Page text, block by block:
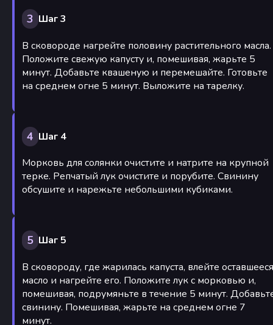
3 Шаг 3
В сковороде нагрейте половину растительного масла.
Положите свежую капусту и, помешивая, жарьте 5
минут. Добавьте квашеную и перемешайте. Готовьте
на среднем огне 5 минут. Выложите на тарелку.
4 Шаг 4
Морковь для солянки очистите и натрите на крупной
терке. Репчатый лук очистите и порубите. Свинину
обсушите и нарежьте небольшими кубиками.
5 Шаг 5
В сковороду, где жарилась капуста, влейте оставшееся
масло и нагрейте его. Положите лук с морковью и,
помешивая, подрумяньте в течение 5 минут.
свинину. Помешивая, жарьте на среднем огне 7
минут.